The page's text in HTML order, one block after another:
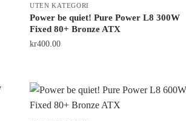
UTEN KATEGORI
Power be quiet! Pure Power L8 300W
Fixed 80+ Bronze ATX
kr400.00